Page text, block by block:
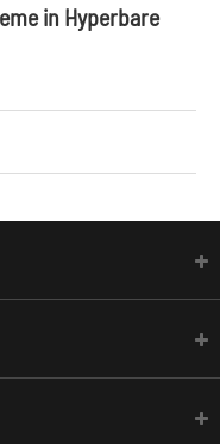
in Hyperbare